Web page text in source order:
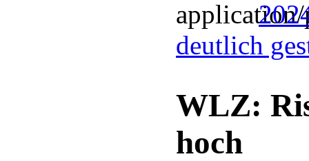
deutlich
WLZ:
hoch